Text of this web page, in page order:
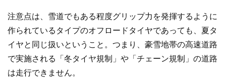
注意点は、雪道でもある程度グリップ力を発揮するように
作られているタイプのオフロードタイヤであっても、夏タ
イヤと同じ扱いということ。つまり、豪雪地帯の高速道路
で実施される「冬タイヤ規制」や「チェーン規制」の道路
は走行できません。